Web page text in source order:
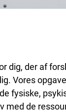
dig, der af
Vores
fysiske,
de